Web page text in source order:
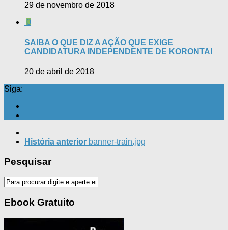
29 de novembro de 2018
0
SAIBA O QUE DIZ A AÇÃO QUE EXIGE
CANDIDATURA INDEPENDENTE DE KORONTAI
20 de abril de 2018
Siga:
História anterior banner-train.jpg
Pesquisar
Ebook Gratuito